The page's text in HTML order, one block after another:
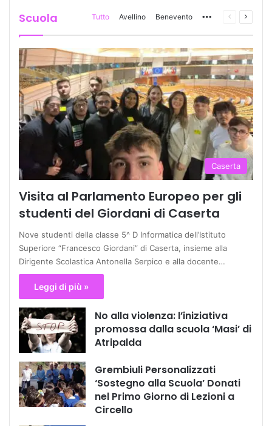
Scuola Tutto Avellino Benevento More Pagina
Caserta
Visita al Parlamento Europeo per gli
studenti del Giordani di Caserta
Nove studenti della classe 5^ D Informatica dell’Istituto
Superiore “Francesco Giordani” di Caserta, insieme alla
Dirigente Scolastica Antonella Serpico e alla docente…
Leggi di più »
No alla violenza: l’iniziativa
promossa dalla scuola ‘Masi’ di
Atripalda
Grembiuli Personalizzati
‘Sostegno alla Scuola’ Donati
nel Primo Giorno di Lezioni a
Circello